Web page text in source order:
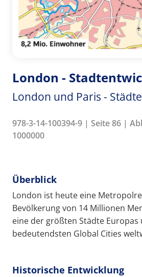
London -
London und Paris -
978-3-14-100394-9 | Seite 86 |
1000000
Überblick
London ist heute eine
Bevölkerung von 14 Millionen
eine der größten Städte Europas
bedeutendsten Global Cities
Historische Entwicklung